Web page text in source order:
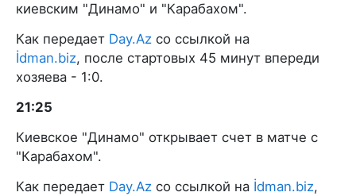
киевским "Динамо" и "Карабахом".
Как передает Day.Az со ссылкой на
İdman.biz, после стартовых 45 минут впереди
хозяева - 1:0.
21:25
Киевское "Динамо" открывает счет в матче с
"Карабахом".
Как передает Day.Az со ссылкой на İdman.biz,